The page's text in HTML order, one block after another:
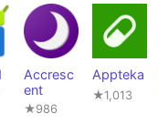
Accresc
ent
★986
Appteka
★1,013